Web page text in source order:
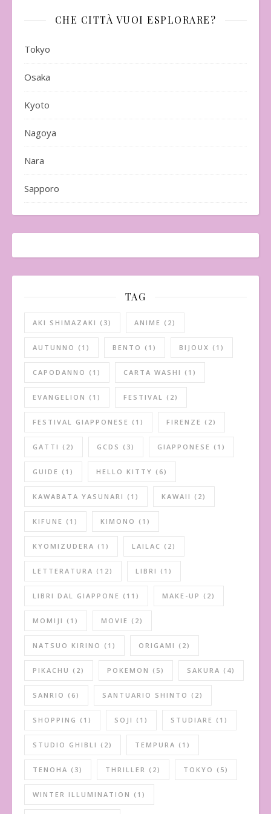
CHE CITTÀ VUOI ESPLORARE?
Tokyo
Osaka
Kyoto
Nagoya
Nara
Sapporo
TAG
AKI SHIMAZAKI (3) ANIME (2)
AUTUNNO (1) BENTO (1) BIJOUX (1)
CAPODANNO (1) CARTA WASHI (1)
EVANGELION (1) FESTIVAL (2)
FESTIVAL GIAPPONESE (1) FIRENZE (2)
GATTI (2) GCDS (3) GIAPPONESE (1)
GUIDE (1) HELLO KITTY (6)
KAWABATA YASUNARI (1) KAWAII (2)
KIFUNE (1) KIMONO (1)
KYOMIZUDERA (1) LAILAC (2)
LETTERATURA (12) LIBRI (1)
LIBRI DAL GIAPPONE (11) MAKE-UP (2)
MOMIJI (1) MOVIE (2)
NATSUO KIRINO (1) ORIGAMI (2)
PIKACHU (2) POKEMON (5) SAKURA (4)
SANRIO (6) SANTUARIO SHINTO (2)
SHOPPING (1) SOJI (1) STUDIARE (1)
STUDIO GHIBLI (2) TEMPURA (1)
TENOHA (3) THRILLER (2) TOKYO (5)
WINTER ILLUMINATION (1)